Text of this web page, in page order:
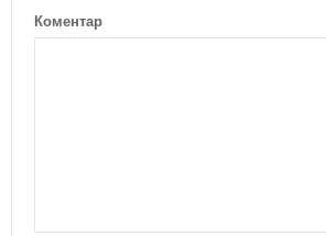
Коментар